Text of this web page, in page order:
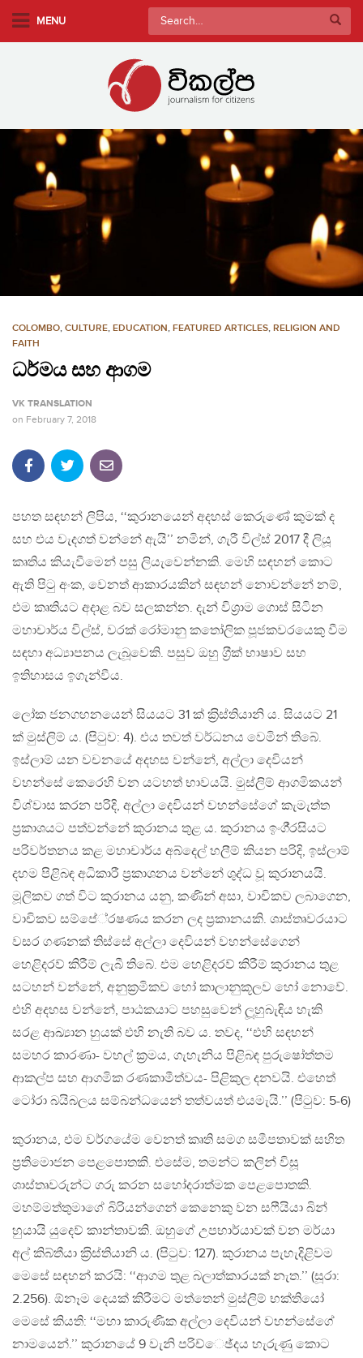
m
e
MENU
Search
for:
COLOMBO, CULTURE, EDUCATION, FEATURED ARTICLES, RELIGION AND
FAITH
ධර්මය සහ ආගම
VK TRANSLATION
on February 7, 2018
පහත සඳහන් ලිපිය, ‘‘කුරානයෙන් අදහස් කෙරුණේ කුමක් ද
සහ එය වැදගත් වන්නේ ඇයි’’ නමින්, ගැරී විල්ස් 2017 දී ලියූ
කෘතිය කියැවීමෙන් පසු ලියැවෙන්නකි. මෙහි සඳහන් කොට
ඇති පිටු අංක, වෙනත් ආකාරයකින් සඳහන් නොවන්නේ නම්,
එම කෘතියට අදාළ බව සලකන්න. දැන් විශ‍්‍රාම ගොස් සිටින
මහාචාර්ය විල්ස්, වරක් රෝමානු කතෝලික පූජකවරයෙකු වීම
සඳහා අධ්‍යාපනය ලැබූවෙකි. පසුව ඔහු ග‍්‍රීක් භාෂාව සහ
ඉතිහාසය ඉගැන්වීය.
ලෝක ජනගහනයෙන් සියයට 31 ක් ක‍්‍රිස්තියානි ය. සියයට 21
ක් මුස්ලිම් ය. (පිටුව: 4). එය තවත් වර්ධනය වෙමින් තිබේ.
ඉස්ලාම් යන වචනයේ අදහස වන්නේ, අල්ලා දෙවියන්
වහන්සේ කෙරෙහි වන යටහත් භාවයයි. මුස්ලිම් ආගමිකයන්
විශ්වාස කරන පරිදි, අල්ලා දෙවියන් වහන්සේගේ කැමැත්ත
ප‍්‍රකාශයට පත්වන්නේ කුරානය තුළ ය. කුරානය ඉංගී‍්‍රසියට
පරිවර්තනය කළ මහාචාර්ය අබ්දෙල් හලීම් කියන පරිදි, ඉස්ලාම්
දහම පිළිබඳ අධිකාරී ප‍්‍රකාශනය වන්නේ ශුද්ධ වූ කුරානයයි.
මූලිකව ගත් විට කුරානය යනු, කණින් අසා, වාචිකව ලබාගෙන,
වාචිකව සම්පේ‍්‍රෂණය කරන ලද ප‍්‍රකානයකි. ශාස්තෘවරයාට
වසර ගණනක් තිස්සේ අල්ලා දෙවියන් වහන්සේගෙන්
හෙළිදරව් කිරීම් ලැබී තිබේ. එම හෙළිදරව් කිරීම් කුරානය තුළ
සටහන් වන්නේ, අනුක‍්‍රමිකව හෝ කාලානුකූලව හෝ නොවේ.
එහි අදහස වන්නේ, පාඨකයාට පහසුවෙන් ලූහුබැඳිය හැකි
සරළ ආඛ්‍යාන හුයක් එහි නැති බව ය. තවද, ‘‘එහි සඳහන්
සමහර කාරණා- වහල් ක‍්‍රමය, ගැහැනිය පිළිබඳ පුරුෂෝත්තම
ආකල්ප සහ ආගමික රණකාමීත්වය- පිළිකුල දනවයි. එහෙත්
ටෝරා බයිබලය සම්බන්ධයෙන් තත්වයත් එයමැයි.’’ (පිටුව: 5-6)
කුරානය, එම වර්ගයේම වෙනත් කෘති සමග සමීපතාවක් සහිත
ප‍්‍රතිමොජන පෙළපොතකි. එසේම, තමන්ට කලින් විසූ
ශාස්තෘවරුන්ට ගරු කරන සහෝදරාත්මක පෙළපොතකි.
මහම්මත්තුමාගේ බිරියන්ගෙන් කෙනෙකු වන සෆීයියා බින්
හුයායි යුදෙව් කාන්තාවකි. ඔහුගේ උපභාර්යාවක් වන මර්යා
අල් කිබ්තීයා ක‍්‍රිස්තියානි ය. (පිටුව: 127). කුරානය පැහැදිළිවම
මෙසේ සඳහන් කරයි: ‘‘ආගම තුළ බලාත්කාරයක් නැත.’’ (සූරා:
2.256). ඕනෑම දෙයක් කිරීමට මත්තෙන් මුස්ලිම් භක්තියෝ
මෙසේ කියති: ‘‘මහා කාරුණික අල්ලා දෙවියන් වහන්සේගේ
නාමයෙන්.’’ කුරානයේ 9 වැනි පරිච්ෙඡ්දය හැරුණු කොට